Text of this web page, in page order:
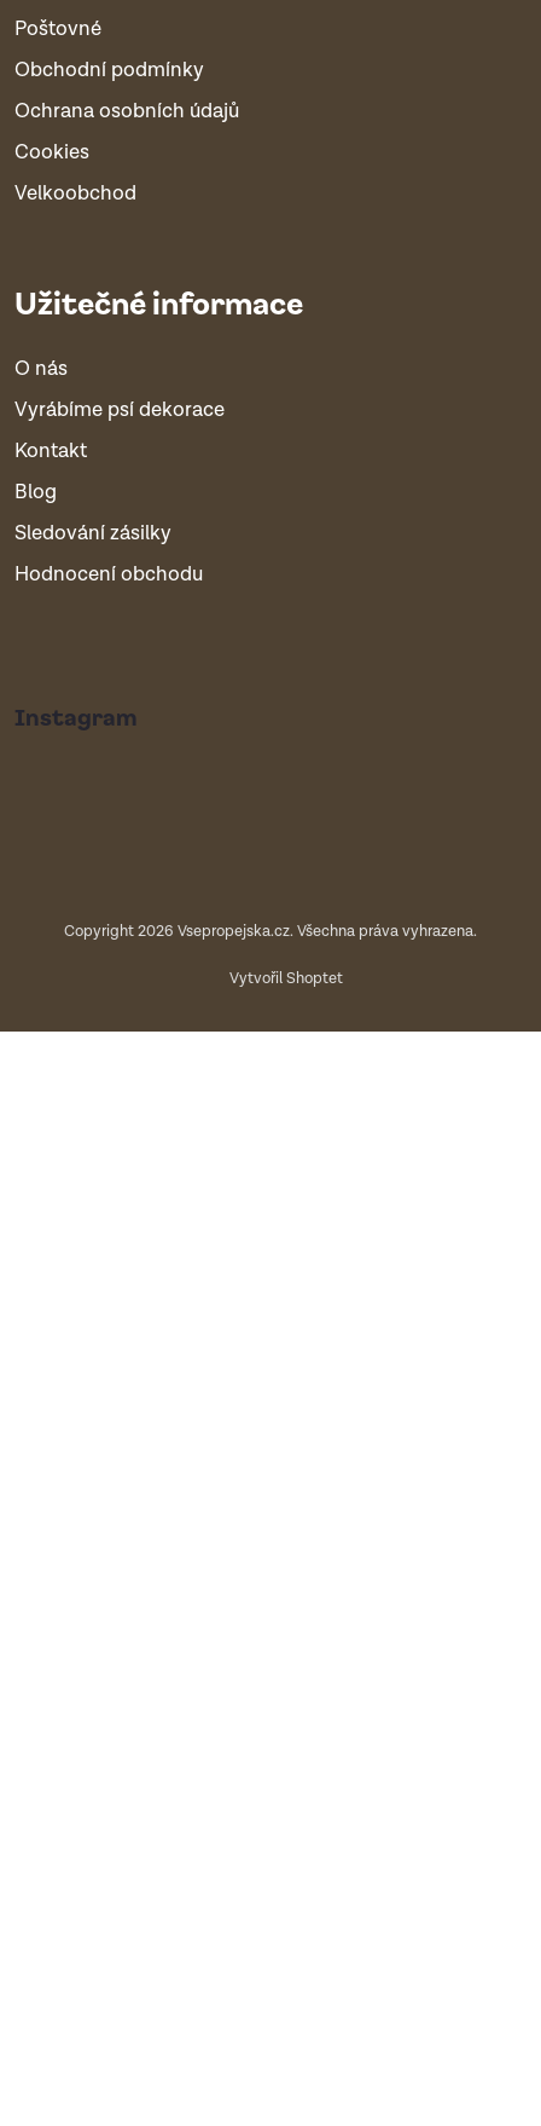
Poštovné
Obchodní podmínky
Ochrana osobních údajů
Cookies
Velkoobchod
Užitečné informace
O nás
Vyrábíme psí dekorace
Kontakt
Blog
Sledování zásilky
Hodnocení obchodu
Instagram
Vytvořil Shoptet
Copyright 2026 Vsepropejska.cz. Všechna práva vyhrazena.